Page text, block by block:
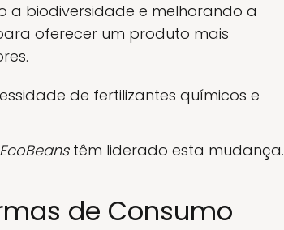
a biodiversidade e melhorando a
oferecer um produto mais
de fertilizantes químicos e
EcoBeanstêm liderado esta mudança.
de Consumo